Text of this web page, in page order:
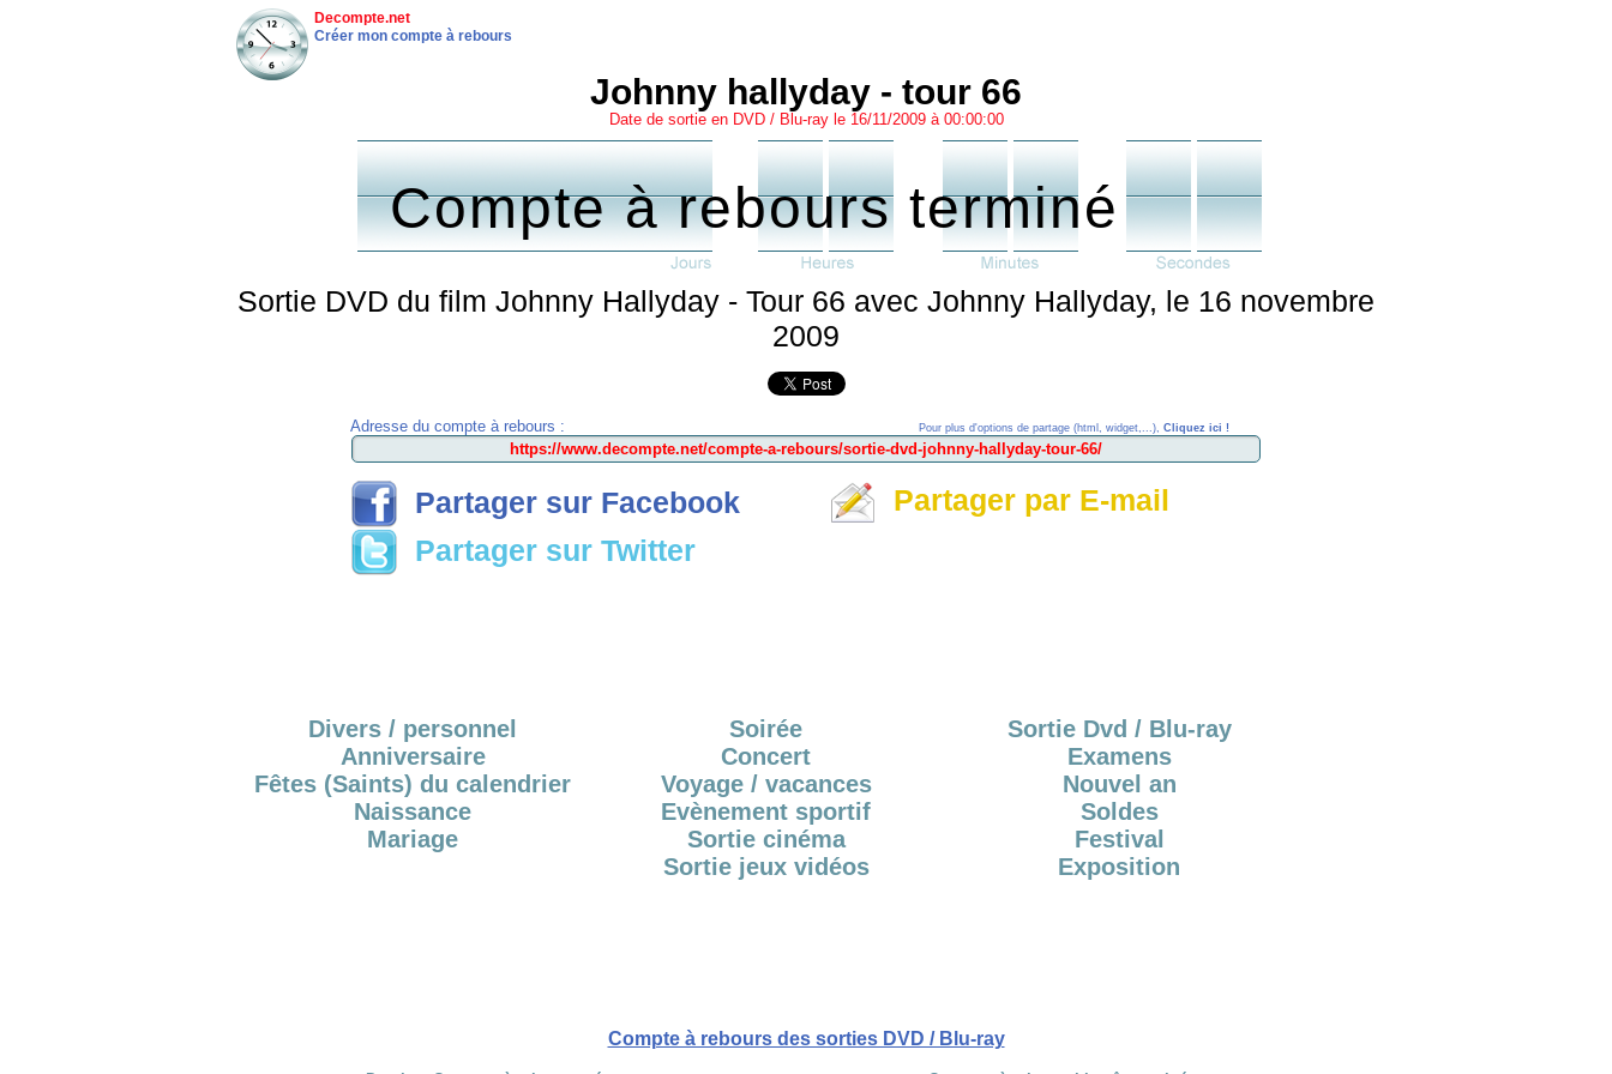
Decompte.net
Créer mon compte à rebours
Johnny hallyday - tour 66
Date de sortie en DVD / Blu-ray le 16/11/2009 à 00:00:00
Compte à rebours terminé
Sortie DVD du film Johnny Hallyday - Tour 66 avec Johnny Hallyday, le 16 novembre
2009
Adresse du compte à rebours : Pour plus d'options de partage (html, widget,...), Cliquez ici !
Partager sur Facebook
Partager sur Twitter
Partager par E-mail
Divers / personnel
Anniversaire
Fêtes (Saints) du calendrier
Naissance
Mariage
Soirée
Concert
Voyage / vacances
Evènement sportif
Sortie cinéma
Sortie jeux vidéos
Sortie Dvd / Blu-ray
Examens
Nouvel an
Soldes
Festival
Exposition
Compte à rebours des sorties DVD / Blu-ray